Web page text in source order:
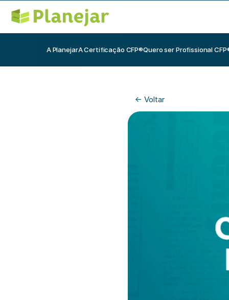
A PlanejarA Certificação CFP®Quero ser Profissional
<- Voltar